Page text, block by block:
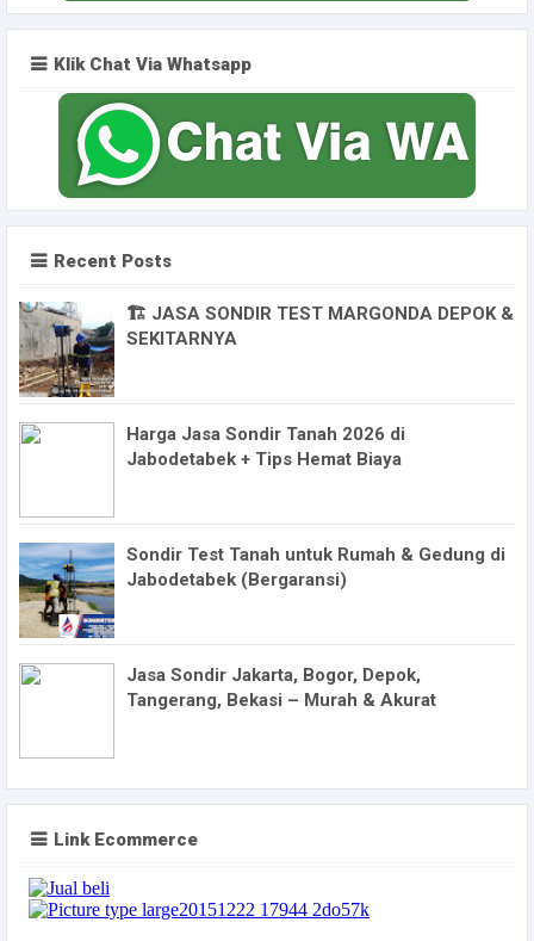
Klik Chat Via Whatsapp
Recent Posts
🏗️ JASA SONDIR TEST MARGONDA DEPOK &
SEKITARNYA
Harga Jasa Sondir Tanah 2026 di
Jabodetabek + Tips Hemat Biaya
Sondir Test Tanah untuk Rumah & Gedung di
Jabodetabek (Bergaransi)
Jasa Sondir Jakarta, Bogor, Depok,
Tangerang, Bekasi – Murah & Akurat
Link Ecommerce